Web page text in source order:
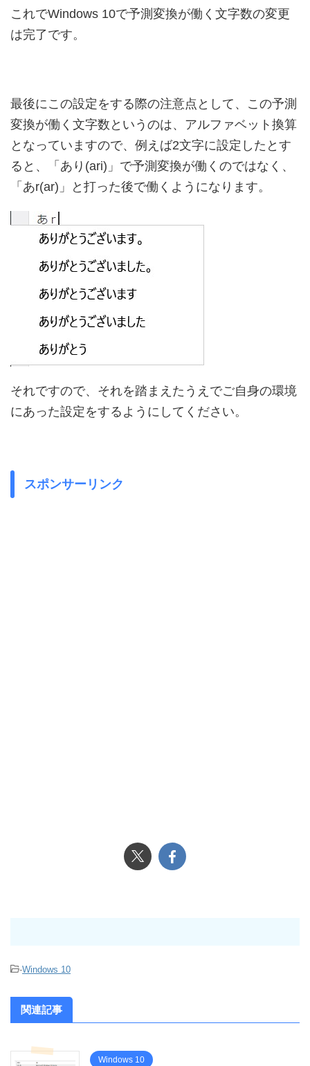
これでWindows 10で予測変換が働く文字数の変更
は完了です。
最後にこの設定をする際の注意点として、この予測
変換が働く文字数というのは、アルファベット換算
となっていますので、例えば2文字に設定したとす
ると、「あり(ari)」で予測変換が働くのではなく、
「あr(ar)」と打った後で働くようになります。
それですので、それを踏まえたうえでご自身の環境
にあった設定をするようにしてください。
スポンサーリンク
-Windows 10
関連記事
Windows 10